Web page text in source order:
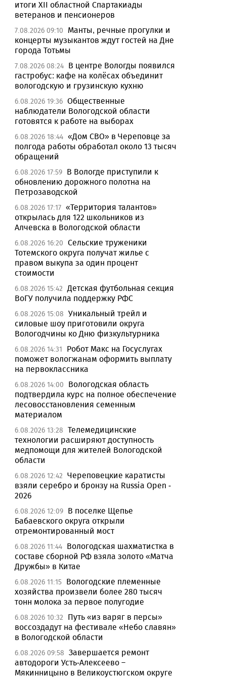
итоги XII областной Спартакиады
ветеранов и пенсионеров
7.08.2026 09:10
Манты, речные прогулки и
концерты музыкантов ждут гостей на Дне
города Тотьмы
7.08.2026 08:24 В центре Вологды появился
гастробус: кафе на колёсах объединит
вологодскую и грузинскую кухню
6.08.2026 19:36 Общественные
наблюдатели Вологодской области
готовятся к работе на выборах
6.08.2026 18:44 «Дом СВО» в Череповце за
полгода работы обработал около 13 тысяч
обращений
6.08.2026 17:59 В Вологде приступили к
обновлению дорожного полотна на
Петрозаводской
6.08.2026 17:17 «Территория талантов»
открылась для 122 школьников из
Алчевска в Вологодской области
6.08.2026 16:20 Сельские труженики
Тотемского округа получат жилье с
правом выкупа за один процент
стоимости
6.08.2026 15:42 Детская футбольная секция
ВоГУ получила поддержку РФС
6.08.2026 15:08 Уникальный трейл и
силовые шоу приготовили округа
Вологодчины ко Дню физкультурника
6.08.2026 14:31
Робот Макс на Госуслугах
поможет вологжанам оформить выплату
на первоклассника
6.08.2026 14:00
Вологодская область
подтвердила курс на полное обеспечение
лесовосстановления семенным
материалом
6.08.2026 13:28 Телемедицинские
технологии расширяют доступность
медпомощи для жителей Вологодской
области
6.08.2026 12:42 Череповецкие каратисты
взяли серебро и бронзу на Russia Open -
2026
6.08.2026 12:09 В поселке Щепье
Бабаевского округа открыли
отремонтированный мост
6.08.2026 11:44 Вологодская шахматистка в
составе сборной РФ взяла золото «Матча
Дружбы» в Китае
6.08.2026 11:15 Вологодские племенные
хозяйства произвели более 280 тысяч
тонн молока за первое полугодие
6.08.2026 10:32
Путь «из варяг в персы»
воссоздадут на фестивале «Небо славян»
в Вологодской области
6.08.2026 09:58 Завершается ремонт
автодороги Усть-Алексеево –
Мякинницыно в Великоустюгском округе